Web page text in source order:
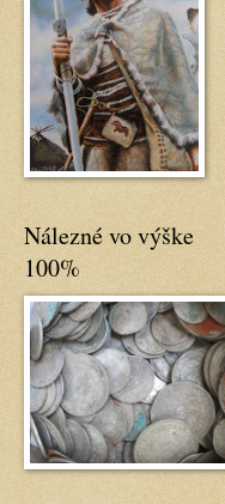
Nálezné vo výške
100%